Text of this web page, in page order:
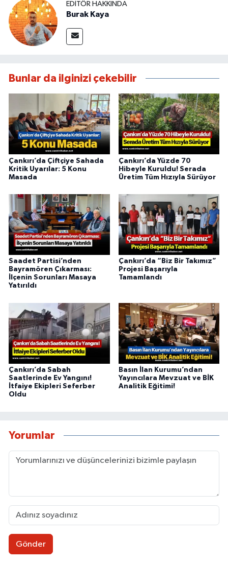
EDITÖR HAKKINDA
Burak Kaya
Bunlar da ilginizi çekebilir
Çankırı’da Çiftçiye Sahada
Kritik Uyarılar: 5 Konu
Masada
Çankırı’da Yüzde 70
Hibeyle Kuruldu! Serada
Üretim Tüm Hızıyla Sürüyor
Saadet Partisi’nden
Bayramören Çıkarması:
İlçenin Sorunları Masaya
Yatırıldı
Çankırı’da “Biz Bir Takımız”
Projesi Başarıyla
Tamamlandı
Çankırı’da Sabah
Saatlerinde Ev Yangını!
İtfaiye Ekipleri Seferber
Oldu
Basın İlan Kurumu’ndan
Yayıncılara Mevzuat ve BİK
Analitik Eğitimi!
Yorumlar
Gönder